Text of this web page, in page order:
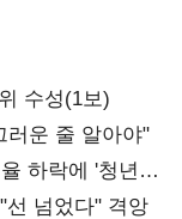
수성(1보)
운 줄 알아야"
하락에 '청년
넘었다" 격앙